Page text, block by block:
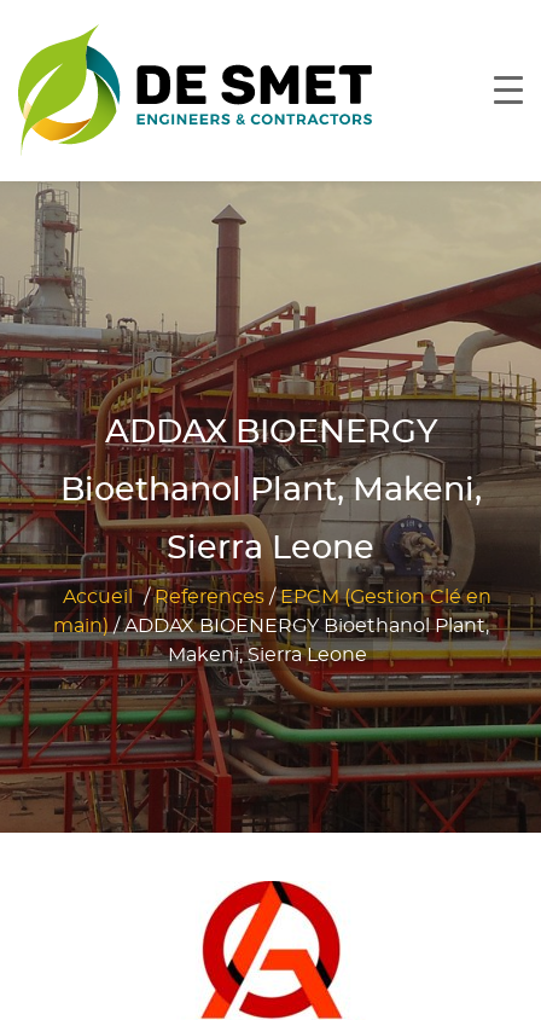
ADDAX BIOENERGY
Bioethanol Plant, Makeni,
Sierra Leone
Accueil /References/EPCM (Gestion Clé en
main) /ADDAX BIOENERGY Bioethanol Plant,
Makeni, Sierra Leone